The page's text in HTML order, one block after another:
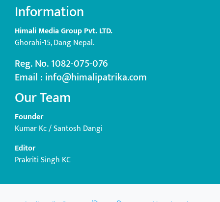
Information
Himali Media Group Pvt. LTD.
Ghorahi-15, Dang Nepal.
Reg. No. 1082-075-076
Email : info@himalipatrika.com
Our Team
Founder
Kumar Kc / Santosh Dangi
Editor
Prakriti Singh KC